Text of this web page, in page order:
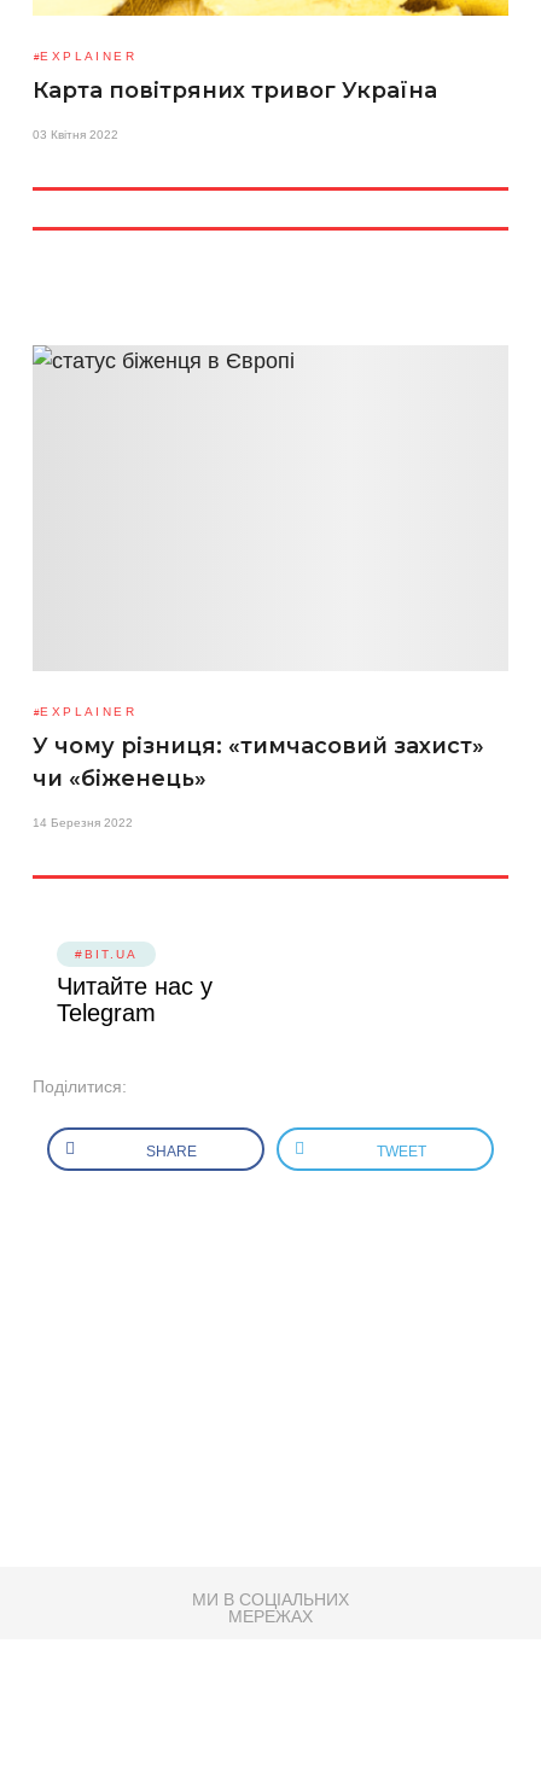
EXPLAINER
Карта повітряних тривог Україна
03 Квітня 2022
EXPLAINER
У чому різниця: «тимчасовий захист»
чи «біженець»
14 Березня 2022
#BIT.UA
Читайте нас у
Telegram
Поділитися:
SHARE TWEET
МИ В СОЦІАЛЬНИХ
МЕРЕЖАХ